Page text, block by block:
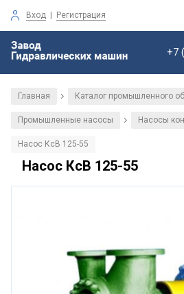
Вход | Регистрация
+7
Главная / Каталог промышленного
Промышленные насосы / Насосы
Насос КсВ 125-55
Насос КсВ 125-55